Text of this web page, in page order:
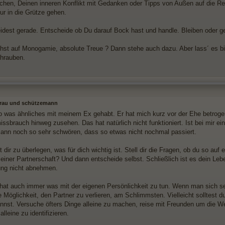
Deinen inneren Konflikt mit Gedanken oder Tipps von Außen auf die
in die Grütze gehen.
gerade. Entscheide ob Du darauf Bock hast und handle. Bleiben oder
auf Monogamie, absolute Treue ? Dann stehe auch dazu. Aber lass´ es
und schützemann
was ähnliches mit meinem Ex gehabt. Er hat mich kurz vor der Ehe
hinweg zusehen. Das hat natürlich nicht funktioniert. Ist bei mir
noch so sehr schwören, dass so etwas nicht nochmal passiert.
dir zu überlegen, was für dich wichtig ist. Stell dir die Fragen, ob du so auf
Partnerschaft? Und dann entscheide selbst. Schließlich ist es dein
nicht abnehmen.
auch immer was mit der eigenen Persönlichkeit zu tun. Wenn man sich
Möglichkeit, den Partner zu verlieren, am Schlimmsten. Vielleicht solltest
Versuche öfters Dinge alleine zu machen, reise mit Freunden um die
zu identifizieren.